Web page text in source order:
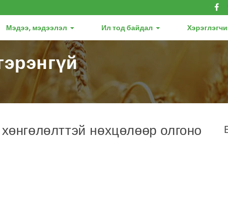
Мэдээ, мэдээлэл Ил тод байдал
нөхцөлөөр олгоно